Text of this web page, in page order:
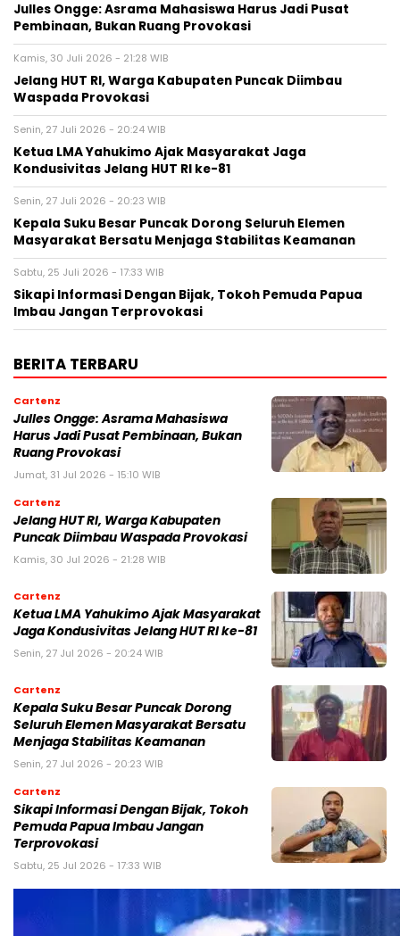
Julles Ongge: Asrama Mahasiswa Harus Jadi Pusat
Pembinaan, Bukan Ruang Provokasi
Kamis, 30 Juli 2026 - 21:28 WIB
Jelang HUT RI, Warga Kabupaten Puncak Diimbau
Waspada Provokasi
Senin, 27 Juli 2026 - 20:24 WIB
Ketua LMA Yahukimo Ajak Masyarakat Jaga
Kondusivitas Jelang HUT RI ke-81
Senin, 27 Juli 2026 - 20:23 WIB
Kepala Suku Besar Puncak Dorong Seluruh Elemen
Masyarakat Bersatu Menjaga Stabilitas Keamanan
Sabtu, 25 Juli 2026 - 17:33 WIB
Sikapi Informasi Dengan Bijak, Tokoh Pemuda Papua
Imbau Jangan Terprovokasi
BERITA TERBARU
Cartenz
Julles Ongge: Asrama Mahasiswa
Harus Jadi Pusat Pembinaan, Bukan
Ruang Provokasi
Jumat, 31 Jul 2026 - 15:10 WIB
Cartenz
Jelang HUT RI, Warga Kabupaten
Puncak Diimbau Waspada Provokasi
Kamis, 30 Jul 2026 - 21:28 WIB
Cartenz
Ketua LMA Yahukimo Ajak Masyarakat
Jaga Kondusivitas Jelang HUT RI ke-81
Senin, 27 Jul 2026 - 20:24 WIB
Cartenz
Kepala Suku Besar Puncak Dorong
Seluruh Elemen Masyarakat Bersatu
Menjaga Stabilitas Keamanan
Senin, 27 Jul 2026 - 20:23 WIB
Cartenz
Sikapi Informasi Dengan Bijak, Tokoh
Pemuda Papua Imbau Jangan
Terprovokasi
Sabtu, 25 Jul 2026 - 17:33 WIB